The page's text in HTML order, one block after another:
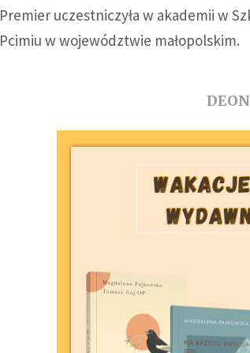
Premier uczestniczyła w akademii w
Pcimiu w województwie małopolskim.